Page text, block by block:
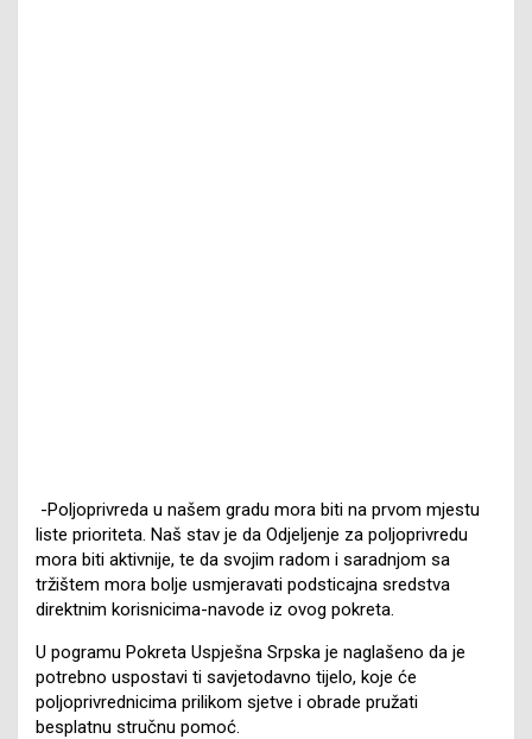
-Poljoprivreda u našem gradu mora biti na prvom mjestu
liste prioriteta. Naš stav je da Odjeljenje za poljoprivredu
mora biti aktivnije, te da svojim radom i saradnjom sa
tržištem mora bolje usmjeravati podsticajna sredstva
direktnim korisnicima-navode iz ovog pokreta.
U pogramu Pokreta Uspješna Srpska je naglašeno da je
potrebno uspostavi ti savjetodavno tijelo, koje će
poljoprivrednicima prilikom sjetve i obrade pružati
besplatnu stručnu pomoć.